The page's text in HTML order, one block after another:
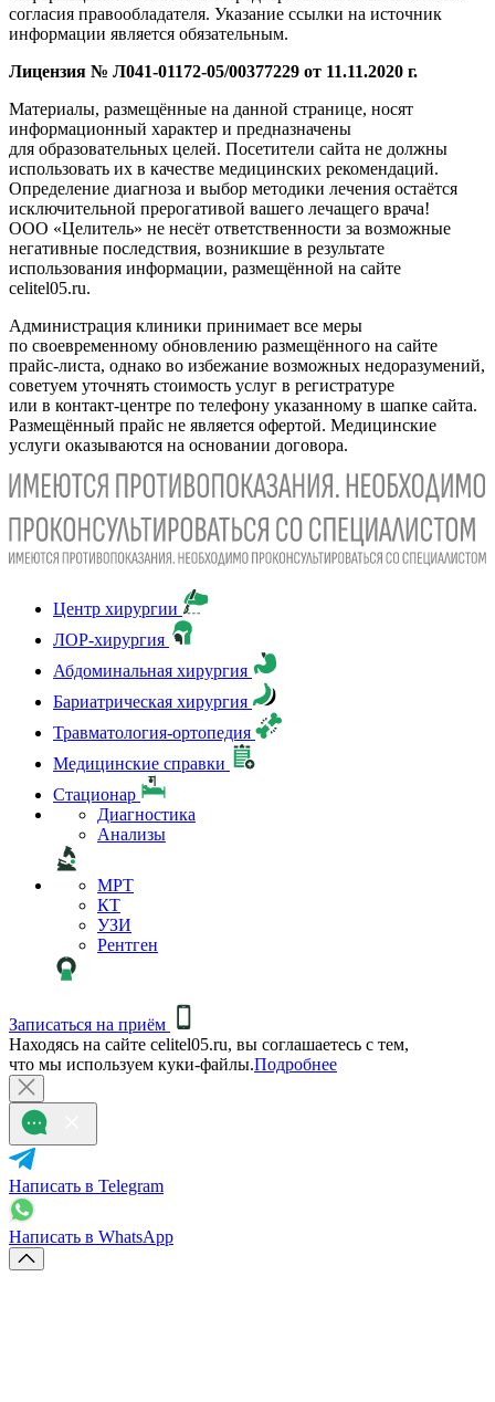
согласия правообладателя. Указание ссылки на источник
информации является обязательным.
Лицензия № Л041-01172-05/00377229 от 11.11.2020 г.
Материалы, размещённые на данной странице, носят
информационный характер и предназначены
для образовательных целей. Посетители сайта не должны
использовать их в качестве медицинских рекомендаций.
Определение диагноза и выбор методики лечения остаётся
исключительной прерогативой вашего лечащего врача!
ООО «Целитель» не несёт ответственности за возможные
негативные последствия, возникшие в результате
использования информации, размещённой на сайте
celitel05.ru.
Администрация клиники принимает все меры
по своевременному обновлению размещённого на сайте
прайс-листа, однако во избежание возможных недоразумений,
советуем уточнять стоимость услуг в регистратуре
или в контакт-центре по телефону указанному в шапке сайта.
Размещённый прайс не является офертой. Медицинские
услуги оказываются на основании договора.
Центр хирургии
ЛОР-хирургия
Абдоминальная хирургия
Бариатрическая хирургия
Травматология-ортопедия
Медицинские справки
Стационар
Диагностика
Анализы
МРТ
КТ
УЗИ
Рентген
Записаться на приём
Находясь на сайте celitel05.ru, вы соглашаетесь с тем,
что мы используем куки-файлы.Подробнее
Написать в Telegram
Написать в WhatsApp